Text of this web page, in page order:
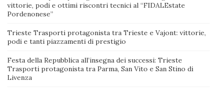
vittorie, podi e ottimi riscontri tecnici al “FIDALEstate
Pordenonese”
Trieste Trasporti protagonista tra Trieste e Vajont: vittorie,
podi e tanti piazzamenti di prestigio
Festa della Repubblica all’insegna dei successi: Trieste
Trasporti protagonista tra Parma, San Vito e San Stino di
Livenza